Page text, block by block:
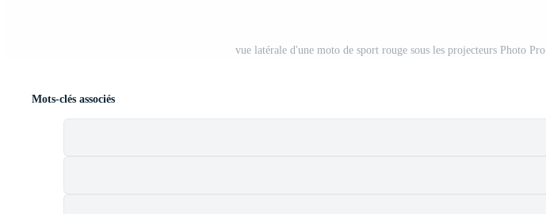
vue latérale d'une moto de sport rouge sous les projecteurs Photo Pro
Mots-clés associés